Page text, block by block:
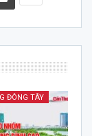
ĐÔNG TÂY